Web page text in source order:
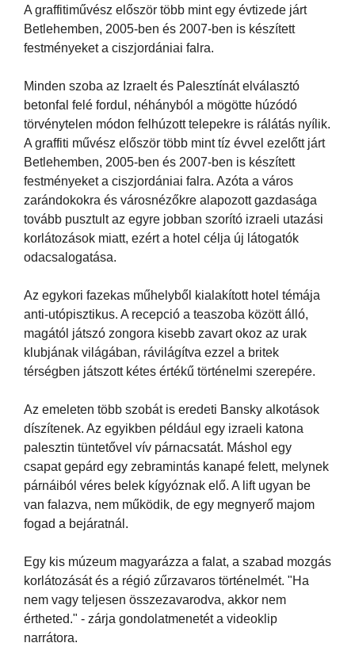
A graffitiművész először több mint egy évtizede járt
Betlehemben, 2005-ben és 2007-ben is készített
festményeket a ciszjordániai falra.
Minden szoba az Izraelt és Palesztínát elválasztó
betonfal felé fordul, néhányból a mögötte húzódó
törvénytelen módon felhúzott telepekre is rálátás nyílik.
A graffiti művész először több mint tíz évvel ezelőtt járt
Betlehemben, 2005-ben és 2007-ben is készített
festményeket a ciszjordániai falra. Azóta a város
zarándokokra és városnézőkre alapozott gazdasága
tovább pusztult az egyre jobban szorító izraeli utazási
korlátozások miatt, ezért a hotel célja új látogatók
odacsalogatása.
Az egykori fazekas műhelyből kialakított hotel témája
anti-utópisztikus. A recepció a teaszoba között álló,
magától játszó zongora kisebb zavart okoz az urak
klubjának világában, rávilágítva ezzel a britek
térségben játszott kétes értékű történelmi szerepére.
Az emeleten több szobát is eredeti Bansky alkotások
díszítenek. Az egyikben például egy izraeli katona
palesztin tüntetővel vív párnacsatát. Máshol egy
csapat gepárd egy zebramintás kanapé felett, melynek
párnáiból véres belek kígyóznak elő. A lift ugyan be
van falazva, nem működik, de egy megnyerő majom
fogad a bejáratnál.
Egy kis múzeum magyarázza a falat, a szabad mozgás
korlátozását és a régió zűrzavaros történelmét. "Ha
nem vagy teljesen összezavarodva, akkor nem
értheted." - zárja gondolatmenetét a videoklip
narrátora.